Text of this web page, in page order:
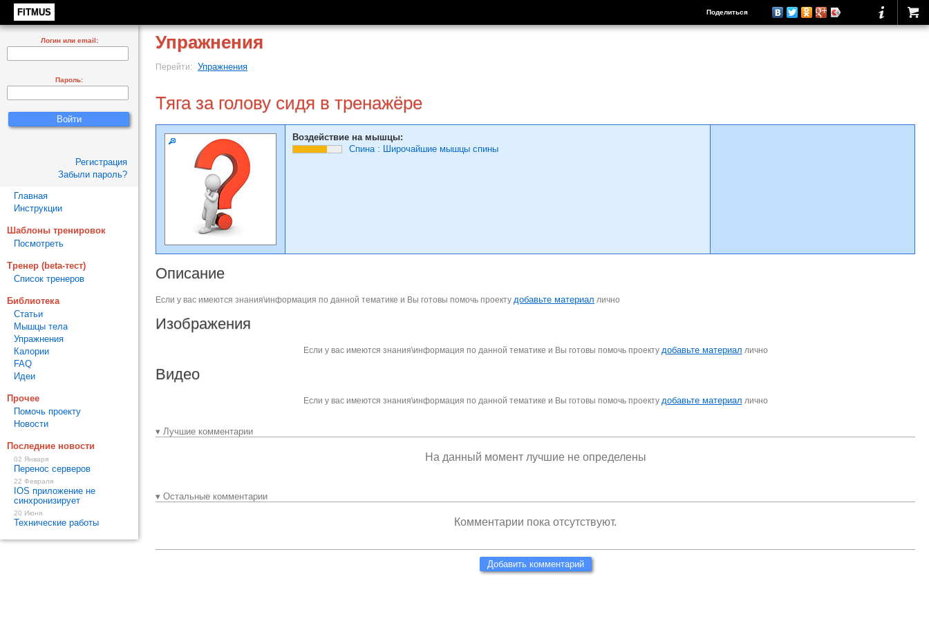
FITMUS Поделиться
Упражнения
Перейти: Упражнения
Тяга за голову сидя в тренажёре
Воздействие на мышцы:
Спина: Широчайшие мышцы спины
Описание
Если у вас имеются знания\информация по данной тематике и Вы готовы помочь проекту добавьте материал лично
Изображения
Если у вас имеются знания\информация по данной тематике и Вы готовы помочь проекту добавьте материал лично
Видео
Если у вас имеются знания\информация по данной тематике и Вы готовы помочь проекту добавьте материал лично
▾ Лучшие комментарии
На данный момент лучшие не определены
▾ Остальные комментарии
Комментарии пока отсутствуют.
Добавить комментарий
Логин или email:
Пароль:
Регистрация
Забыли пароль?
Главная
Инструкции
Шаблоны тренировок
Посмотреть
Тренер (beta-тест)
Список тренеров
Библиотека
Статьи
Мышцы тела
Упражнения
Калории
FAQ
Идеи
Прочее
Помочь проекту
Новости
Последние новости
02 Января
Перенос серверов
22 Февраля
IOS приложение не
синхронизирует
20 Июня
Технические работы